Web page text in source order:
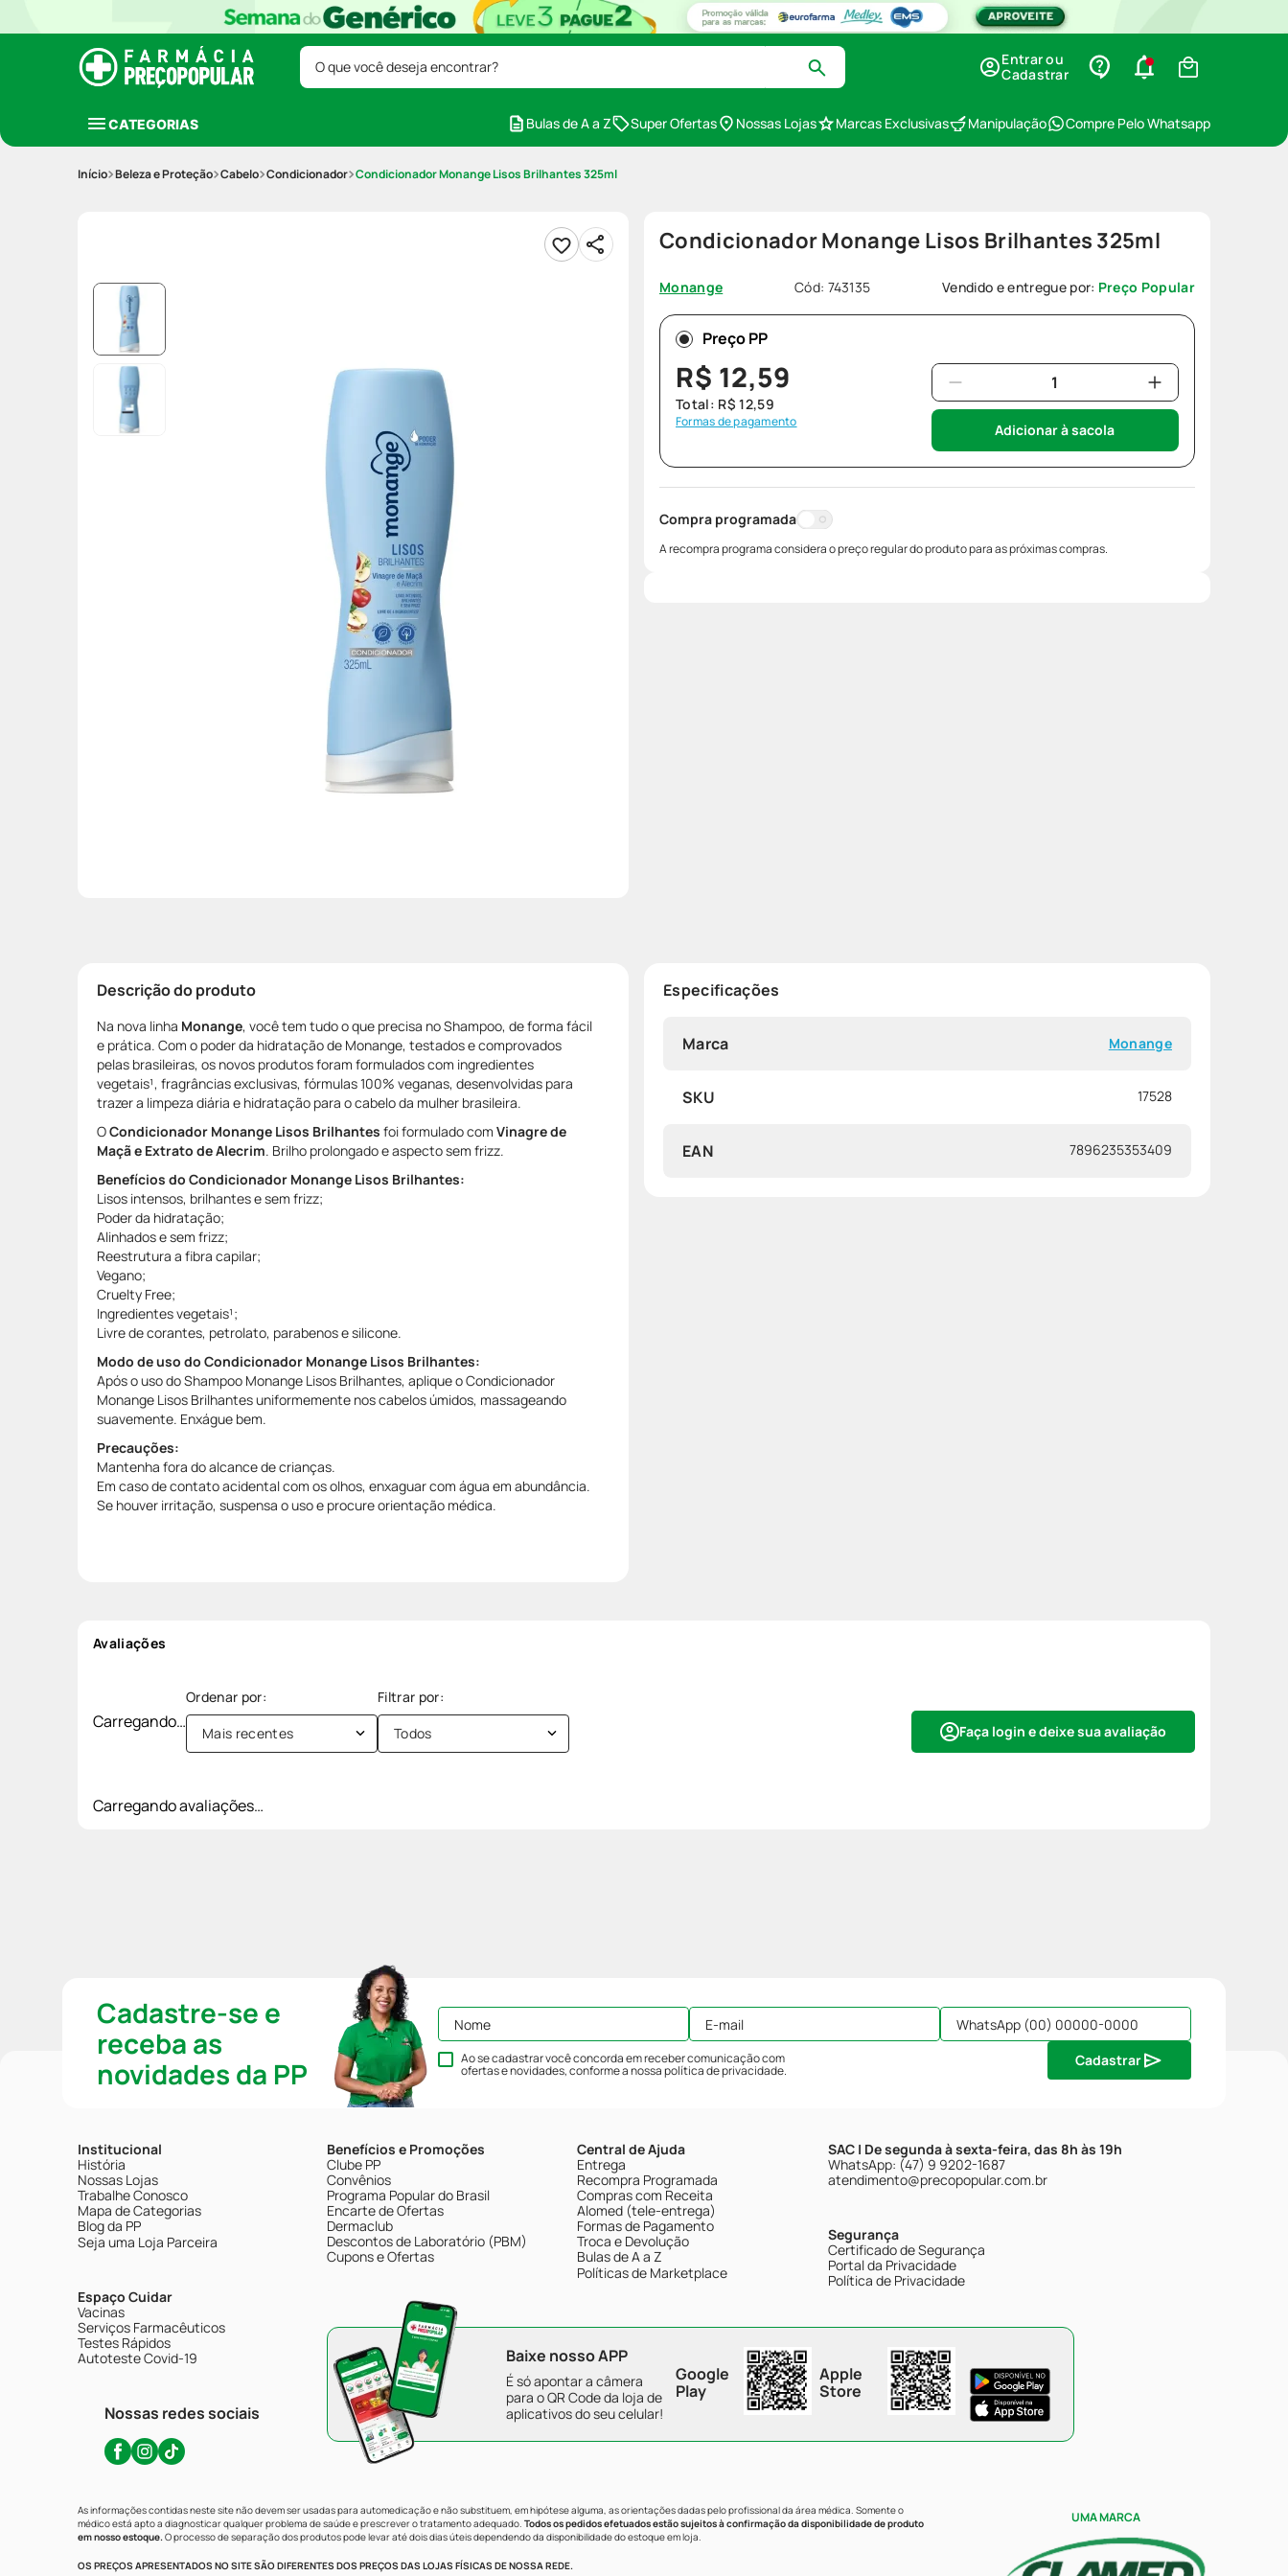
O que você deseja encontrar?
Entrar ou
Cadastrar
CATEGORIAS Bulas de A a Z Super Ofertas Nossas Lojas Marcas Exclusivas Manipulação Compre Pelo Whatsapp
Beleza e Proteção Cabelo Condicionador Condicionador Monange Lisos Brilhantes 325ml
Condicionador Monange Lisos Brilhantes 325ml
Monange Cód: 743135 Vendido e entregue por: Preço Popular
Preço PP
R$ 12,59
Total: R$ 12,59
Formas de pagamento Adicionar à sacola
Compra programada
A recompra programa considera o preço regular do produto para as próximas compras.
Descrição do produto
Na nova linha Monange, você tem tudo o que precisa no Shampoo, de forma fácil
e prática. Com o poder da hidratação de Monange, testados e comprovados
pelas brasileiras, os novos produtos foram formulados com ingredientes
vegetais¹, fragrâncias exclusivas, fórmulas 100% veganas, desenvolvidas para
trazer a limpeza diária e hidratação para o cabelo da mulher brasileira.
OCondicionador Monange Lisos Brilhantes foi formulado com Vinagre de
Maçã e Extrato de Alecrim. Brilho prolongado e aspecto sem frizz.
Benefícios do Condicionador Monange Lisos Brilhantes:
Lisos intensos, brilhantes e sem frizz;
Poder da hidratação;
Alinhados e sem frizz;
Reestrutura a fibra capilar;
Vegano;
Cruelty Free;
Ingredientes vegetais¹;
Livre de corantes, petrolato, parabenos e silicone.
Modo de uso do Condicionador Monange Lisos Brilhantes:
Após o uso do Shampoo Monange Lisos Brilhantes, aplique o Condicionador
Monange Lisos Brilhantes uniformemente nos cabelos úmidos, massageando
suavemente. Enxágue bem.
Precauções:
Mantenha fora do alcance de crianças.
Em caso de contato acidental com os olhos, enxaguar com água em abundância.
Se houver irritação, suspensa o uso e procure orientação médica.
Especificações
Marca Monange
SKU 17528
EAN 7896235353409
Avaliações
Carregando… Faça login e deixe sua avaliação
Mais recentes Todos
Carregando avaliações…
Cadastre-se e
receba as
novidades da PP
Ao se cadastrar você concorda em receber comunicação com
ofertas e novidades, conforme a nossapolítica de privacidade.
Cadastrar
Institucional
História
Nossas Lojas
Trabalhe Conosco
Mapa de Categorias
Blog da PP
Seja uma Loja Parceira
Espaço Cuidar
Vacinas
Serviços Farmacêuticos
Testes Rápidos
Autoteste Covid-19
Nossas redes sociais
Benefícios e Promoções
Clube PP
Convênios
Programa Popular do Brasil
Encarte de Ofertas
Dermaclub
Descontos de Laboratório (PBM)
Cupons e Ofertas
Central de Ajuda
Entrega
Recompra Programada
Compras com Receita
Alomed (tele-entrega)
Formas de Pagamento
Troca e Devolução
Bulas de A a Z
Políticas de Marketplace
SAC | De segunda à sexta-feira, das 8h às 19h
WhatsApp: (47) 9 9202-1687
atendimento@precopopular.com.br
Segurança
Certificado de Segurança
Portal da Privacidade
Política de Privacidade
Baixe nosso APP
É só apontar a câmera
para o QR Code da loja de
aplicativos do seu celular!
Google
Play
Apple
Store
As informações contidas neste site não devem ser usadas para automedicação e não substituem, em hipótese alguma, as orientações dadas pelo profissional da área médica. Somente o
médico está apto a diagnosticar qualquer problema de saúde e prescrever o tratamento adequado. Todos os pedidos efetuados estão sujeitos à confirmação da disponibilidade de produto
em nosso estoque.O processo de separação dos produtos pode levar até dois dias úteis dependendo da disponibilidade do estoque em loja.
OS PREÇOS APRESENTADOS NO SITE SÃO DIFERENTES DOS PREÇOS DAS LOJAS FÍSICAS DE NOSSA REDE.
UMA MARCA